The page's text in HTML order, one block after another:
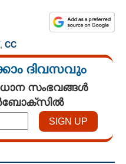
, CC
ദിവസവും
സംഭവങ്ങൾ